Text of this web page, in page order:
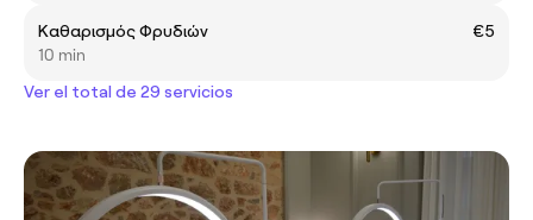
Καθαρισμός Φρυδιών
€5
10 min
Ver el total de 29 servicios